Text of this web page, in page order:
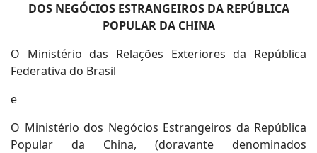
DOS NEGÓCIOS ESTRANGEIROS DA REPÚBLICA
POPULAR DA CHINA
O Ministério das Relações Exteriores da República
Federativa do Brasil
e
O Ministério dos Negócios Estrangeiros da República
Popular da China, (doravante denominados